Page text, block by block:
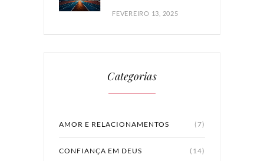
FEVEREIRO 13, 2025
Categorias
AMOR E RELACIONAMENTOS (7)
CONFIANÇA EM DEUS (14)